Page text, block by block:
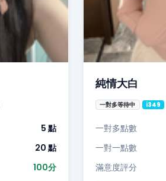
5 點
20 點
100分
純情大白
一對多等待中 i349
一對多點數
一對一點數
滿意度評分